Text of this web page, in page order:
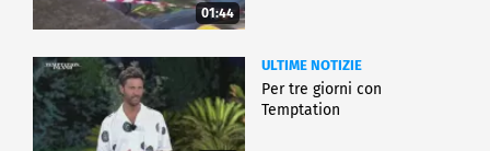
01:44
ULTIME NOTIZIE
Per tre giorni con
Temptation